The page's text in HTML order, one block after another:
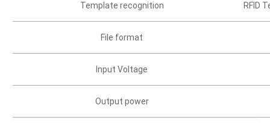
Template recognition RFID
File format
Input Voltage
Output power